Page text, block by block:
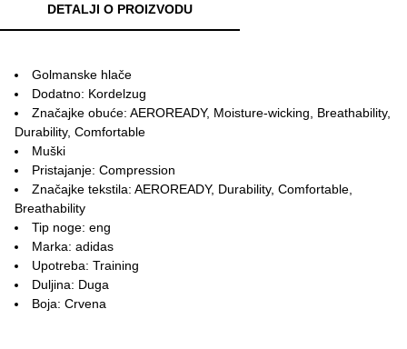
DETALJI O PROIZVODU
Golmanske hlače
Dodatno: Kordelzug
Značajke obuće: AEROREADY, Moisture-wicking, Breathability,
Durability, Comfortable
Muški
Pristajanje: Compression
Značajke tekstila: AEROREADY, Durability, Comfortable,
Breathability
Tip noge: eng
Marka: adidas
Upotreba: Training
Duljina: Duga
Boja: Crvena